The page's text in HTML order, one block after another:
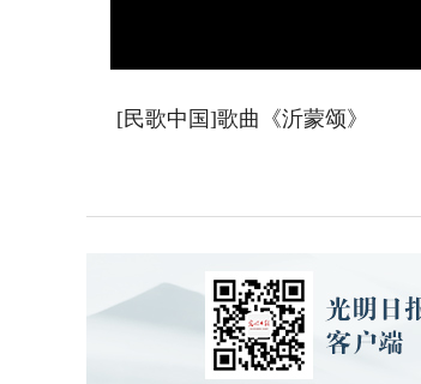
[民歌中国]歌曲《沂蒙颂》